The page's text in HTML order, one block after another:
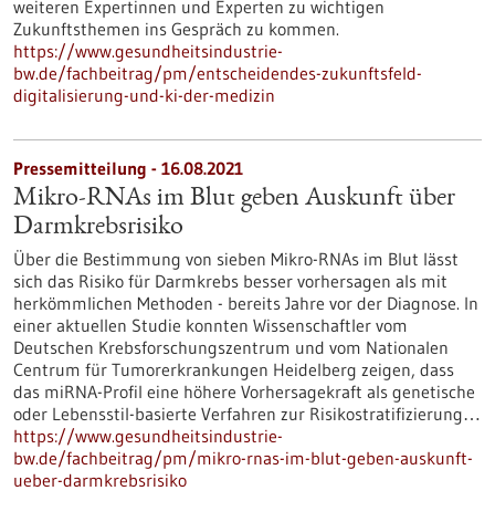
weiteren Expertinnen und Experten zu wichtigen
Zukunftsthemen ins Gespräch zu kommen.
https://www.gesundheitsindustrie-
bw.de/fachbeitrag/pm/entscheidendes-zukunftsfeld-
digitalisierung-und-ki-der-medizin
Pressemitteilung - 16.08.2021
Mikro-RNAs im Blut geben Auskunft über
Darmkrebsrisiko
Über die Bestimmung von sieben Mikro-RNAs im Blut lässt
sich das Risiko für Darmkrebs besser vorhersagen als mit
herkömmlichen Methoden - bereits Jahre vor der Diagnose. In
einer aktuellen Studie konnten Wissenschaftler vom
Deutschen Krebsforschungszentrum und vom Nationalen
Centrum für Tumorerkrankungen Heidelberg zeigen, dass
das miRNA-Profil eine höhere Vorhersagekraft als genetische
oder Lebensstil-basierte Verfahren zur Risikostratifizierung…
https://www.gesundheitsindustrie-
bw.de/fachbeitrag/pm/mikro-rnas-im-blut-geben-auskunft-
ueber-darmkrebsrisiko